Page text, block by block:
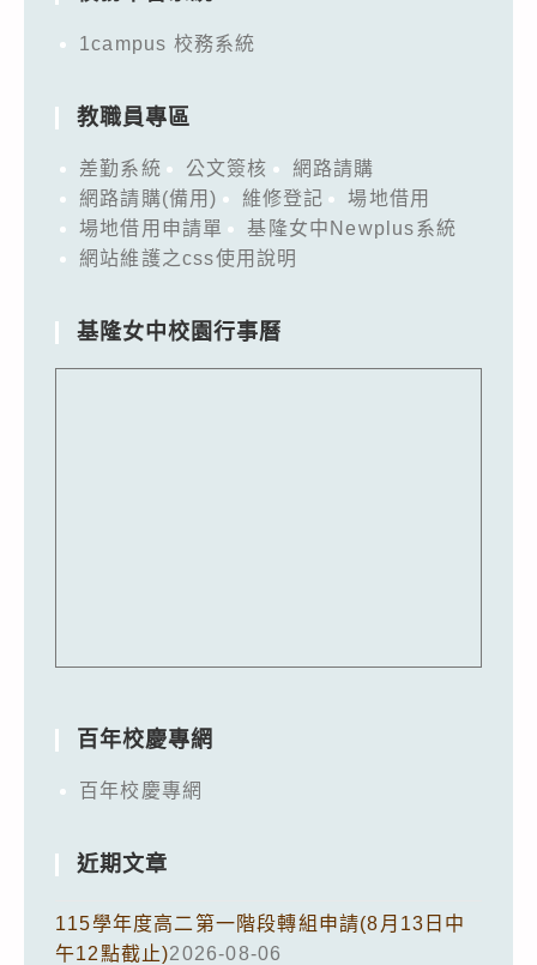
1campus 校務系統
教職員專區
差勤系統 公文簽核
網路請購
網路請購(備用)
維修登記
場地借用
場地借用申請單
基隆女中Newplus系統
網站維護之css使用說明
基隆女中校園行事曆
百年校慶專網
百年校慶專網
近期文章
115學年度高二第一階段轉組申請(8月13日中
午12點截止)2026-08-06